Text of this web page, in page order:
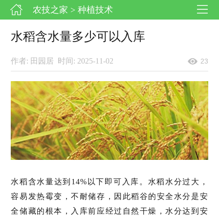
农技之家 > 种植技术
水稻含水量多少可以入库
作者: 田园居 时间: 2025-11-02 23
水稻含水量达到14%以下即可入库。水稻水分过大，
容易发热霉变，不耐储存，因此稻谷的安全水分是安
全储藏的根本，入库前应经过自然干燥，水分达到安